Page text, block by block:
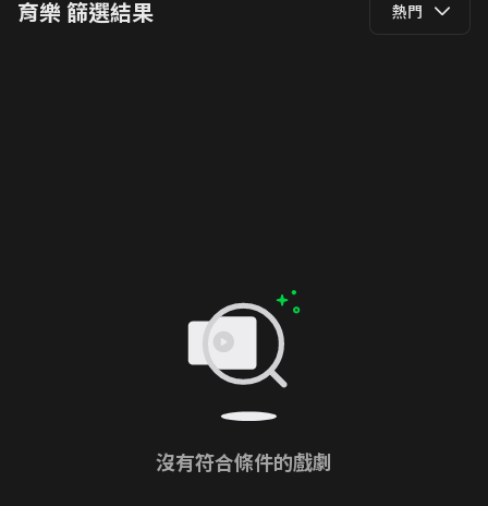
育樂篩選結果 熱門
沒有符合條件的戲劇